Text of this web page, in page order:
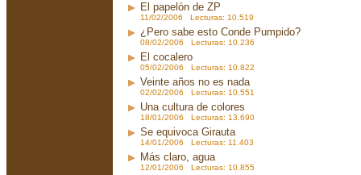
El papelón de ZP
11/02/2006 Lecturas: 10.519
¿Pero sabe esto Conde Pumpido?
08/02/2006 Lecturas: 10.236
El cocalero
05/02/2006 Lecturas: 10.822
Veinte años no es nada
02/02/2006 Lecturas: 10.551
Una cultura de colores
18/01/2006 Lecturas: 13.690
Se equivoca Girauta
14/01/2006 Lecturas: 11.403
Más claro, agua
12/01/2006 Lecturas: 10.855